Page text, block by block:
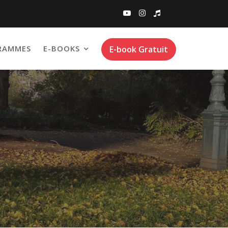
E-book Gratuit
E-BOOKS